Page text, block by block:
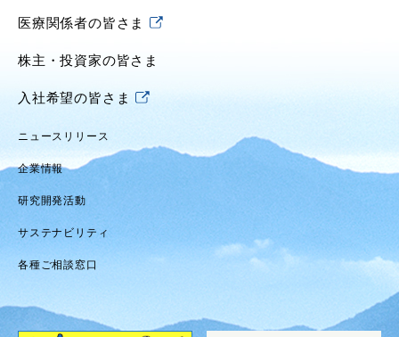
医療関係者の皆さま
株主・投資家の皆さま
入社希望の皆さま
ニュースリリース
企業情報
研究開発活動
サステナビリティ
各種ご相談窓口